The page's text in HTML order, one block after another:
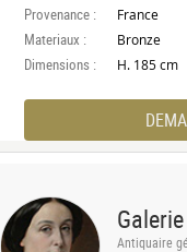
Provenance : France
Materiaux : Bronze
Dimensions : H. 185 cm
Antiquaire